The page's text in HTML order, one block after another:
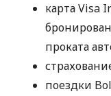
карта Visa
проката
поездки